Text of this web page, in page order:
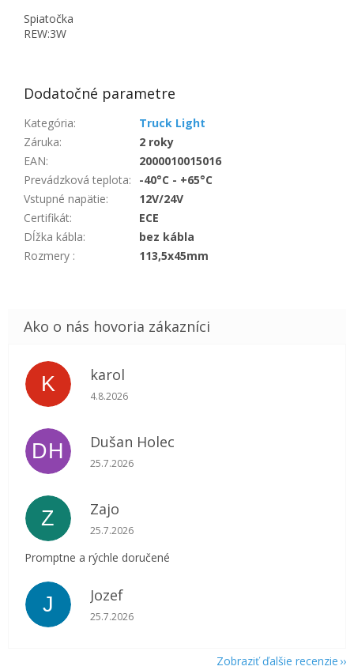
Spiatočka
REW:3W
Dodatočné parametre
Kategória:
Truck Light
Záruka:
2 roky
EAN:
2000010015016
Prevádzková teplota:
-40°C - +65°C
Vstupné napätie:
12V/24V
Certifikát:
ECE
Dĺžka kábla:
bez kábla
Rozmery : 113,5x45mm
K karol
Hodnotenie obchodu je 5 z 5 hviezdičiek.
4.8.2026
DH Dušan Holec
Hodnotenie obchodu je 5 z 5 hviezdičiek.
25.7.2026
Z Zajo
Hodnotenie obchodu je 5 z 5 hviezdičiek.
25.7.2026
Promptne a rýchle doručené
J Jozef
Hodnotenie obchodu je 5 z 5 hviezdičiek.
25.7.2026
Zobraziť ďalšie recenzie